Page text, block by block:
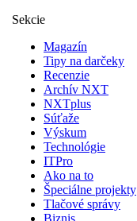
Sekcie
Magazín
Tipy na darčeky
Recenzie
Archív NXT
NXTplus
Súťaže
Výskum
Technológie
ITPro
Ako na to
Špeciálne projekty
Tlačové správy
Biznis